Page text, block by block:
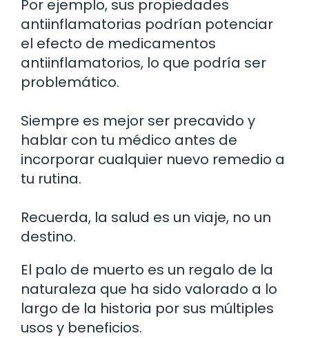
Por ejemplo, sus propiedades
antiinflamatorias podrían potenciar
el efecto de medicamentos
antiinflamatorios, lo que podría ser
problemático.
Siempre es mejor ser precavido y
hablar con tu médico antes de
incorporar cualquier nuevo remedio a
tu rutina.
Recuerda, la salud es un viaje, no un
destino.
El palo de muerto es un regalo de la
naturaleza que ha sido valorado a lo
largo de la historia por sus múltiples
usos y beneficios.